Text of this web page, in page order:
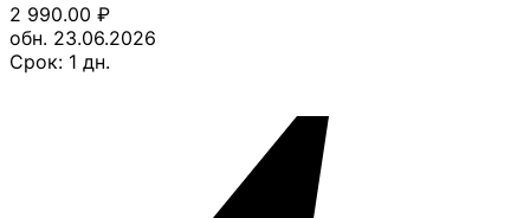
2 990.00 ₽
обн. 23.06.2026
Срок: 1 дн.